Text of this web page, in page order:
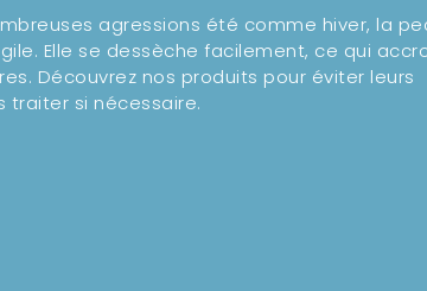
agressions été comme hiver, la
Elle se dessèche facilement, ce qui
Découvrez nos produits pour éviter leurs
traiter si nécessaire.